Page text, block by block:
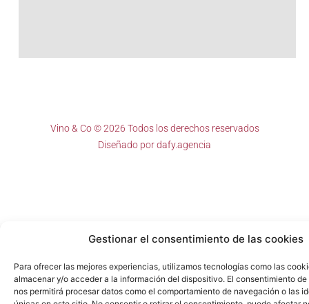
Gestionar el consentimiento de las cookies
Para ofrecer las mejores experiencias, utilizamos tecnologías como las
almacenar y/o acceder a la información del dispositivo. El consentimiento
nos permitirá procesar datos como el comportamiento de navegación o las
Vino & Co © 2026 Todos los derechos reservados
Diseñado pordafy.agencia